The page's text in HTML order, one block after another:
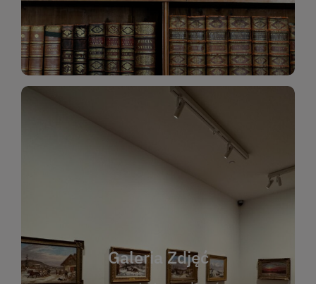
Katalog Zbiorów
Galeria Zdjęć
Galeria Zdjęć
wspomnienia z wydarzeń, spotkań i projektów
którym można zobaczyć, jak żyje nasza biblioteka
i jej społeczność. Zdjęcia dokumentują zarówno
uroczyste chwile, jak i codzienne aktywności